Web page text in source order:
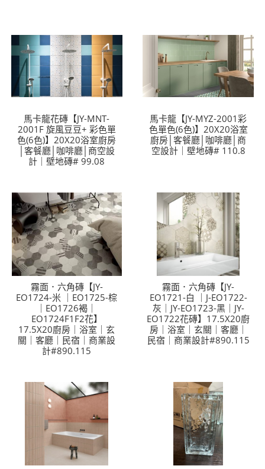
馬卡龍花磚【JY-MNT-
2001F 旋風豆豆+ 彩色單
色(6色)】20X20浴室廚房
│客餐廳│咖啡廳│商空設
計｜壁地磚# 99.08
馬卡龍【JY-MYZ-2001彩
色單色(6色)】20X20浴室
廚房│客餐廳│咖啡廳│商
空設計｜壁地磚# 110.8
霧面．六角磚【JY-
EO1724-米 ｜EO1725-棕
｜EO1726褐｜
EO1724F1F2花】
17.5X20廚房｜浴室｜玄
關｜客廳｜民宿｜商業設
計#890.115
霧面．六角磚【JY-
EO1721-白 ｜J-EO1722-
灰｜JY-EO1723-黑｜JY-
EO1722花磚】17.5X20廚
房｜浴室｜玄關｜客廳｜
民宿｜商業設計#890.115